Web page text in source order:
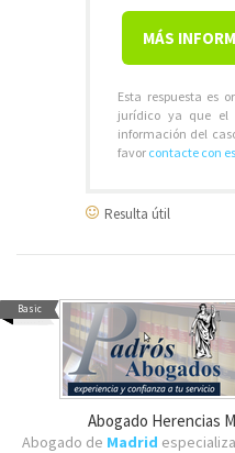
MÁS
Esta respuesta es
jurídico ya que el
información del
favor contacte con
Resulta útil
Basic
Abogado Herencias
Abogado de Madrid